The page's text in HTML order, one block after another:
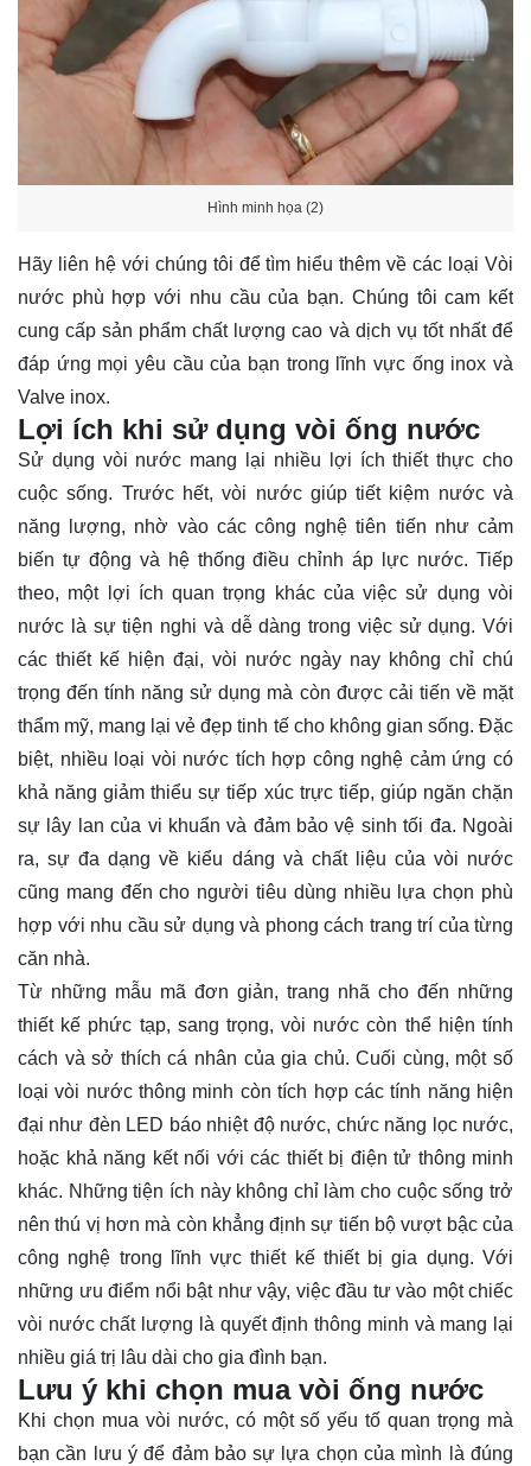
Hình minh họa (2)
Hãy liên hệvới chúng tôi để tìm hiểu thêm về các loại Vòi
nước phù hợp với nhu cầu của bạn. Chúng tôi cam kết
cung cấp sản phẩm chất lượng cao và dịch vụ tốt nhất để
đáp ứng mọi yêu cầu của bạn trong lĩnh vực ống inox và
Valve inox.
Lợi ích khi sử dụng vòi ống nước
Sử dụng vòi nước mang lại nhiều lợi ích thiết thực cho
cuộc sống. Trước hết, vòi nước giúp tiết kiệm nước và
năng lượng, nhờ vào các công nghệ tiên tiến như cảm
biến tự động và hệ thống điều chỉnh áp lực nước. Tiếp
theo, một lợi ích quan trọng khác của việc sử dụng vòi
nước là sự tiện nghi và dễ dàng trong việc sử dụng. Với
các thiết kế hiện đại, vòi nước ngày nay không chỉ chú
trọng đến tính năng sử dụng mà còn được cải tiến về mặt
thẩm mỹ, mang lại vẻ đẹp tinh tế cho không gian sống. Đặc
biệt, nhiều loại vòi nước tích hợp công nghệ cảm ứng có
khả năng giảm thiểu sự tiếp xúc trực tiếp, giúp ngăn chặn
sự lây lan của vi khuẩn và đảm bảo vệ sinh tối đa. Ngoài
ra, sự đa dạng về kiểu dáng và chất liệu của vòi nước
cũng mang đến cho người tiêu dùng nhiều lựa chọn phù
hợp với nhu cầu sử dụng và phong cách trang trí của từng
căn nhà.
Từ những mẫu mã đơn giản, trang nhã cho đến những
thiết kế phức tạp, sang trọng, vòi nước còn thể hiện tính
cách và sở thích cá nhân của gia chủ. Cuối cùng, một số
loại vòi nước thông minh còn tích hợp các tính năng hiện
đại như đèn LED báo nhiệt độ nước, chức năng lọc nước,
hoặc khả năng kết nối với các thiết bị điện tử thông minh
khác. Những tiện ích này không chỉ làm cho cuộc sống trở
nên thú vị hơn mà còn khẳng định sự tiến bộ vượt bậc của
công nghệ trong lĩnh vực thiết kế thiết bị gia dụng. Với
những ưu điểm nổi bật như vậy, việc đầu tư vào một chiếc
vòi nước chất lượng là quyết định thông minh và mang lại
nhiều giá trị lâu dài cho gia đình bạn.
Lưu ý khi chọn mua vòi ống nước
Khi chọn mua vòi nước, có một số yếu tố quan trọng mà
bạn cần lưu ý để đảm bảo sự lựa chọn của mình là đúng